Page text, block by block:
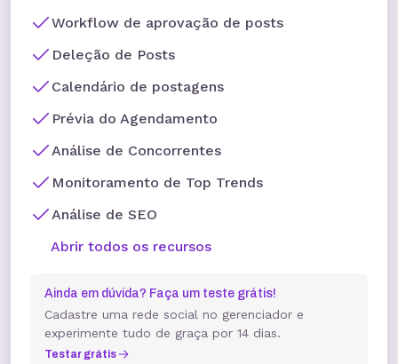
Workflow de aprovação de posts
Deleção de Posts
Calendário de postagens
Prévia do Agendamento
Análise de Concorrentes
Monitoramento de Top Trends
Análise de SEO
Abrir todos os recursos
Ainda em dúvida? Faça um teste grátis!
Cadastre uma rede social no gerenciador e
experimente tudo de graça por 14 dias.
Testar grátis